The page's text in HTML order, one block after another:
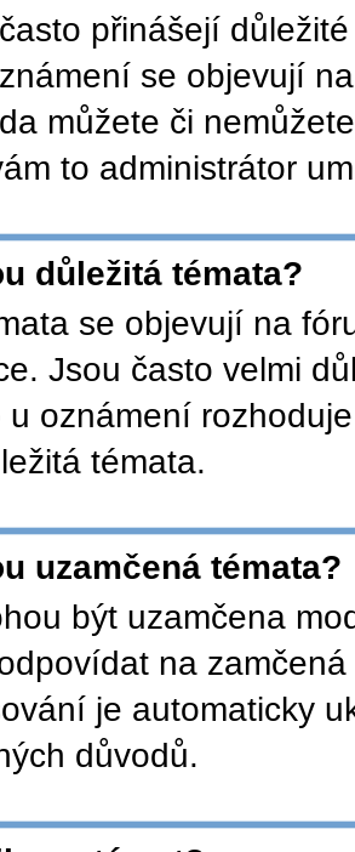
přinášejí
se objevují
můžete či
to administrátor
důležitá témata?
se objevují na
Jsou často velmi
u oznámení
témata.
uzamčená témata?
být uzamčena
na
je automaticky
důvodů.